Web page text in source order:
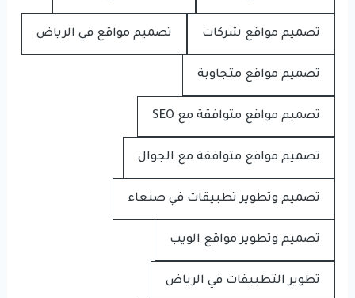
تصميم مواقع شركات تصميم مواقع في الرياض
تصميم مواقع متجاوبة
تصميم مواقع متوافقة مع SEO
تصميم مواقع متوافقة مع الجوال
تصميم وتطوير تطبيقات في صنعاء
تصميم وتطوير مواقع الويب
تطوير التطبيقات في الرياض